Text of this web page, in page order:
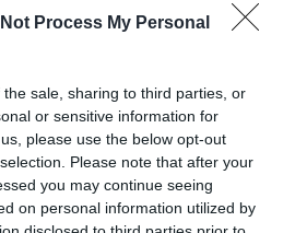
Process My Personal
sale, sharing to third parties, or
or sensitive information for
please use the below opt-out
Please note that after your
you may continue seeing
on personal information utilized by
Εως:
08/10/2023
Ιουλίου 2023, στις 20:00
Τετάρτη, Παρασκευή,
19:00, Πέμπτη: 11:00-22:00,